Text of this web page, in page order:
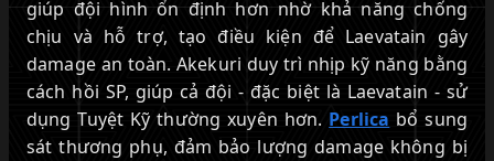
giúp đội hình ổn định hơn nhờ khả năng chống
chịu và hỗ trợ, tạo điều kiện để Laevatain gây
damage an toàn. Akekuri duy trì nhịp kỹ năng bằng
cách hồi SP, giúp cả đội - đặc biệt là Laevatain - sử
dụng Tuyệt Kỹ thường xuyên hơn. Perlica bổ sung
sát thương phụ, đảm bảo lượng damage không bị